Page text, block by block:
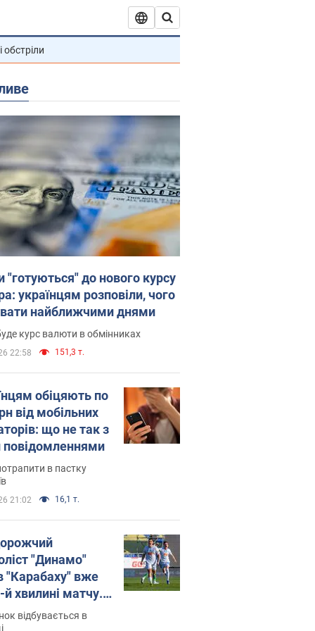
обстріли
"готуються" до нового курсу
українцям розповіли, чого
найближчими днями
курс валюти в обмінниках
22:58 151,3 т.
обіцяють по
від мобільних
що не так з
в пастку
21:02 16,1 т.
"Динамо"
"Карабаху" вже
й хвилині матчу.
відбувається в